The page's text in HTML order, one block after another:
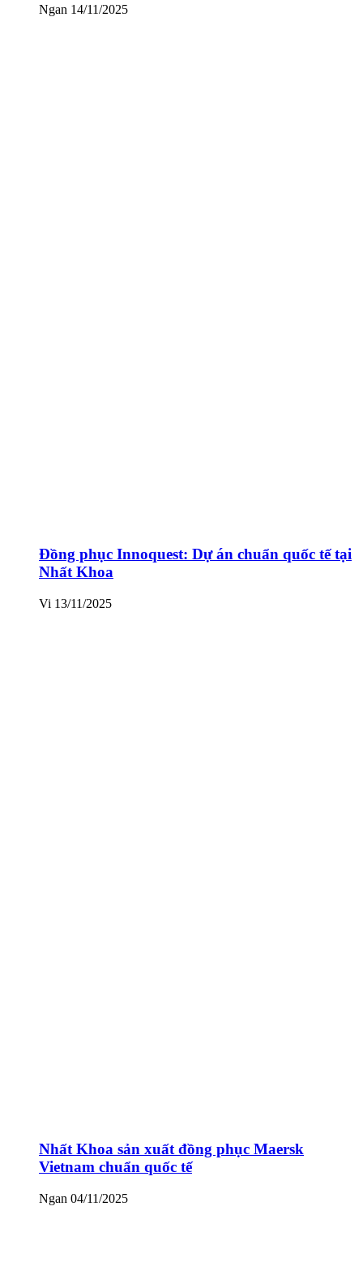
Ngan 14/11/2025
Đồng phục Innoquest: Dự án chuẩn quốc tế tại
Nhất Khoa
Vi 13/11/2025
Nhất Khoa sản xuất đồng phục Maersk
Vietnam chuẩn quốc tế
Ngan 04/11/2025